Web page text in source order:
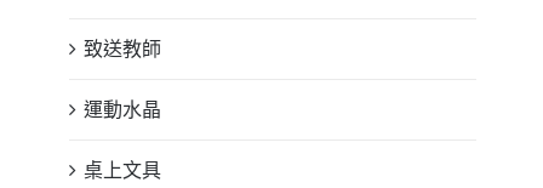
致送教師
運動水晶
桌上文具